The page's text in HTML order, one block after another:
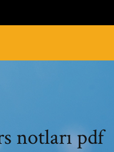
notları pdf